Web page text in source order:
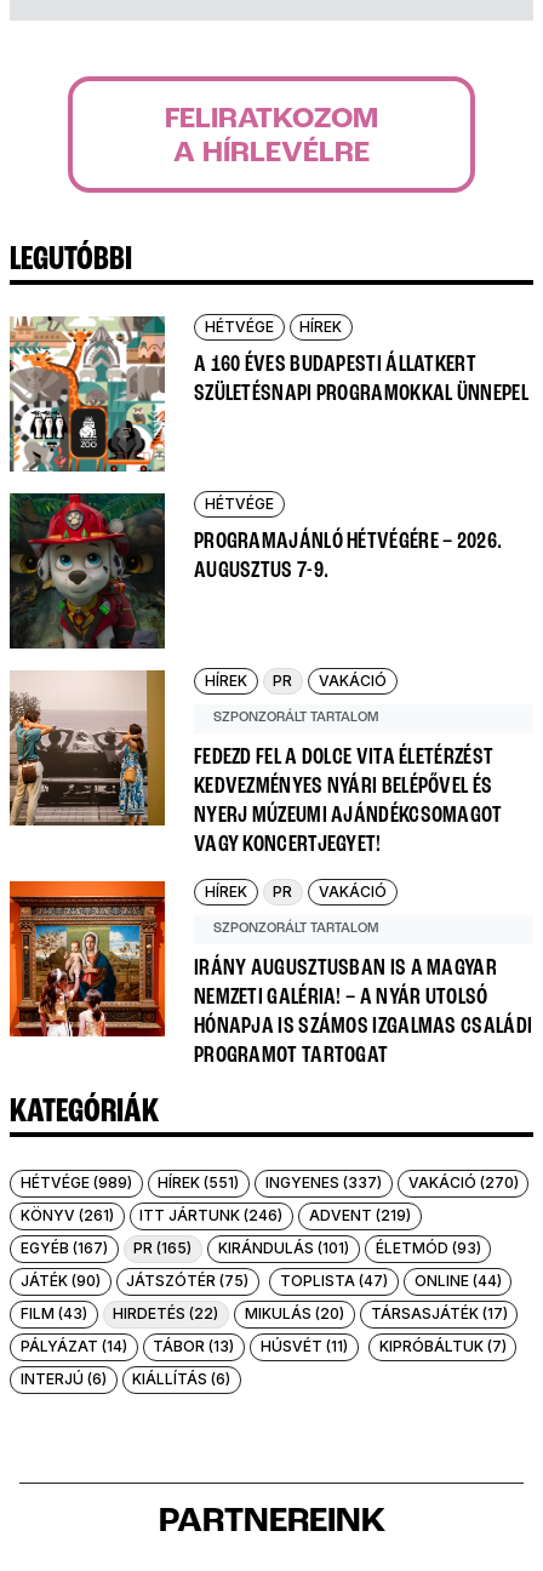
FELIRATKOZOM
A HÍRLEVÉLRE
LEGUTÓBBI
HÉTVÉGE HÍREK
A 160 ÉVES BUDAPESTI ÁLLATKERT
SZÜLETÉSNAPI PROGRAMOKKAL ÜNNEPEL
HÉTVÉGE
PROGRAMAJÁNLÓ HÉTVÉGÉRE – 2026.
AUGUSZTUS 7-9.
HÍREK PR VAKÁCIÓ
SZPONZORÁLT TARTALOM
FEDEZD FEL A DOLCE VITA ÉLETÉRZÉST
KEDVEZMÉNYES NYÁRI BELÉPŐVEL ÉS
NYERJ MÚZEUMI AJÁNDÉKCSOMAGOT
VAGY KONCERTJEGYET!
HÍREK PR VAKÁCIÓ
SZPONZORÁLT TARTALOM
IRÁNY AUGUSZTUSBAN IS A MAGYAR
NEMZETI GALÉRIA! – A NYÁR UTOLSÓ
HÓNAPJA IS SZÁMOS IZGALMAS CSALÁDI
PROGRAMOT TARTOGAT
KATEGÓRIÁK
HÉTVÉGE (989) HÍREK (551) INGYENES (337)
VAKÁCIÓ (270)
KÖNYV (261)
ITT JÁRTUNK (246)
ADVENT (219)
EGYÉB (167)
PR (165) KIRÁNDULÁS (101)
ÉLETMÓD (93)
JÁTÉK (90)
JÁTSZÓTÉR (75) TOPLISTA (47)
ONLINE (44)
FILM (43)
HIRDETÉS (22) MIKULÁS (20)
TÁRSASJÁTÉK (17)
PÁLYÁZAT (14)
TÁBOR (13) HÚSVÉT (11)
KIPRÓBÁLTUK (7)
INTERJÚ (6)
KIÁLLÍTÁS (6)
PARTNEREINK